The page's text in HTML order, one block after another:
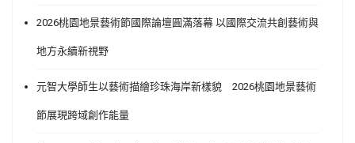
2026桃園地景藝術節國際論壇圓滿落幕 以國際交流共創藝術與
地方永續新視野
元智大學師生以藝術描繪珍珠海岸新樣貌 2026桃園地景藝術
節展現跨域創作能量